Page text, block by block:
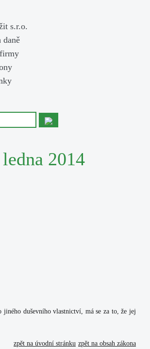
s.r.o.
daně
2014
duševního vlastnictví, má se za to, že jej
zpět na obsah zákona
zpět na úvodní stránku